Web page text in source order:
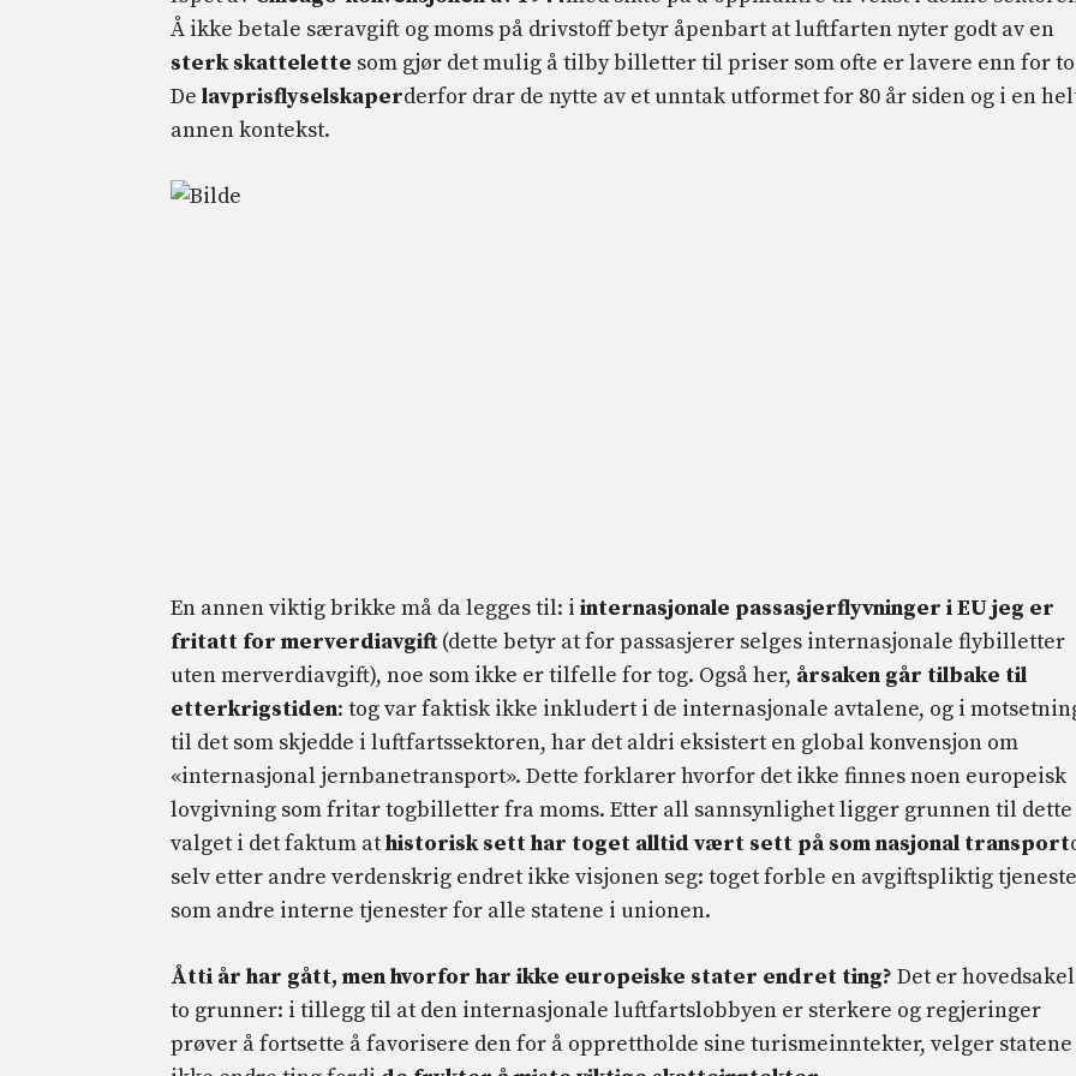
Å ikke betale særavgift og moms på drivstoff betyr åpenbart at luftfarten nyter godt av en
sterk skattelette som gjør det mulig å tilby billetter til priser som ofte er lavere enn for
De lavprisflyselskaperderfor drar de nytte av et unntak utformet for 80 år siden og i en
annen kontekst.
En annen viktig brikke må da legges til: i internasjonale passasjerflyvninger i EU jeg er
fritatt for merverdiavgift(dette betyr at for passasjerer selges internasjonale flybilletter
uten merverdiavgift), noe som ikke er tilfelle for tog. Også her, årsaken går tilbake til
etterkrigstiden: tog var faktisk ikke inkludert i de internasjonale avtalene, og i
til det som skjedde i luftfartssektoren, har det aldri eksistert en global konvensjon om
«internasjonal jernbanetransport». Dette forklarer hvorfor det ikke finnes noen europeisk
lovgivning som fritar togbilletter fra moms. Etter all sannsynlighet ligger grunnen til dette
valget i det faktum athistorisk sett har toget alltid vært sett på som nasjonal transport
selv etter andre verdenskrig endret ikke visjonen seg: toget forble en avgiftspliktig tjeneste
som andre interne tjenester for alle statene i unionen.
Åtti år har gått, men hvorfor har ikke europeiske stater endret ting? Det er
to grunner: i tillegg til at den internasjonale luftfartslobbyen er sterkere og regjeringer
prøver å fortsette å favorisere den for å opprettholde sine turismeinntekter, velger statene